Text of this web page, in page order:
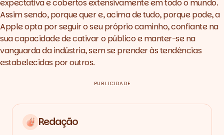
expectativa e cobertos extensivamente em todo o mundo.
Assim sendo, porque quer e, acima de tudo, porque pode, a
Apple opta por seguir o seu próprio caminho, confiante na
sua capacidade de cativar o público e manter-se na
vanguarda da indústria, sem se prender às tendências
estabelecidas por outros.
PUBLICIDADE
Redação